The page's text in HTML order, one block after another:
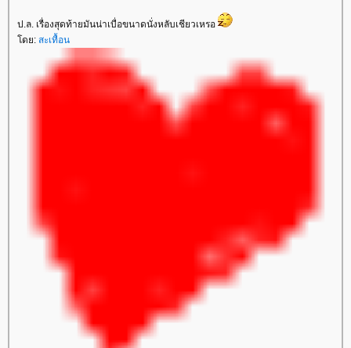
ป.ล. เรื่องสุดท้ายมันน่าเบื่อขนาดนั่งหลับเชียวเหรอ
ดย: สะเทื้อน